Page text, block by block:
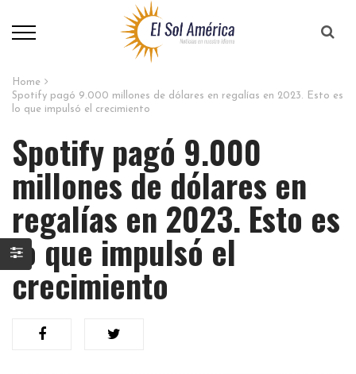
Home
Spotify pagó 9.000 millones de dólares en regalías en 2023. Esto es
lo que impulsó el crecimiento
Spotify pagó 9.000
millones de dólares en
regalías en 2023. Esto es
lo que impulsó el
crecimiento